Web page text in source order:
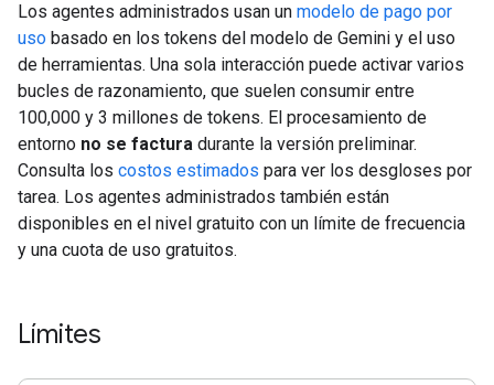
Los agentes administrados usan un modelo de pago por
uso basado en los tokens del modelo de Gemini y el uso
de herramientas. Una sola interacción puede activar varios
bucles de razonamiento, que suelen consumir entre
100,000 y 3 millones de tokens. El procesamiento de
entorno no se factura durante la versión preliminar.
Consulta los costos estimados para ver los desgloses por
tarea. Los agentes administrados también están
disponibles en el nivel gratuito con un límite de frecuencia
y una cuota de uso gratuitos.
Límites